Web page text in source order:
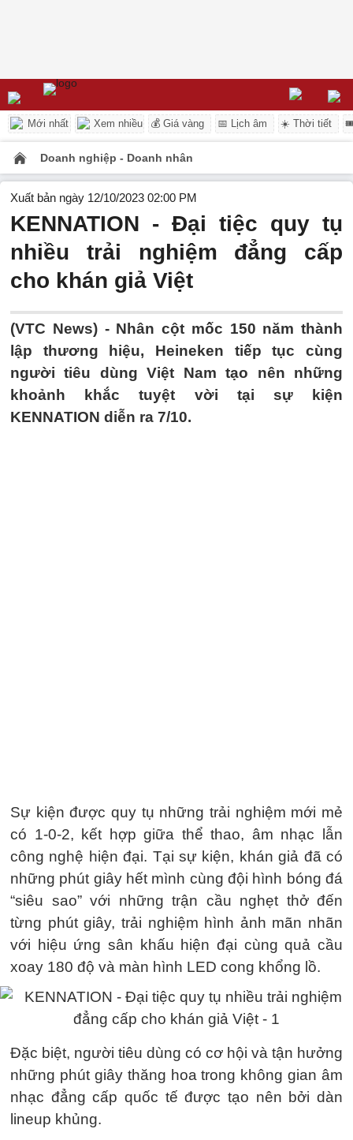
Mới nhất Xem nhiều 💰 Giá vàng 📅 Lịch âm ☀️ Thời tiết
Doanh nghiệp - Doanh nhân
Xuất bản ngày 12/10/2023 02:00 PM
KENNATION - Đại tiệc quy tụ
nhiều trải nghiệm đẳng cấp
cho khán giả Việt
(VTC News) - Nhân cột mốc 150 năm thành
lập thương hiệu, Heineken tiếp tục cùng
người tiêu dùng Việt Nam tạo nên những
khoảnh khắc tuyệt vời tại sự kiện
KENNATION diễn ra 7/10.
Sự kiện được quy tụ những trải nghiệm mới mẻ
có 1-0-2, kết hợp giữa thể thao, âm nhạc lẫn
công nghệ hiện đại. Tại sự kiện, khán giả đã có
những phút giây hết mình cùng đội hình bóng đá
“siêu sao” với những trận cầu nghẹt thở đến
từng phút giây, trải nghiệm hình ảnh mãn nhãn
với hiệu ứng sân khấu hiện đại cùng quả cầu
xoay 180 độ và màn hình LED cong khổng lồ.
Đặc biệt, người tiêu dùng có cơ hội và tận hưởng
những phút giây thăng hoa trong không gian âm
nhạc đẳng cấp quốc tế được tạo nên bởi dàn
lineup khủng.